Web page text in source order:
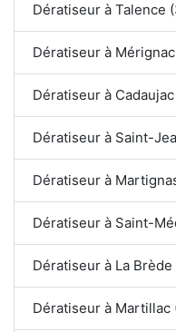
Dératiseur à Talence
Dératiseur à
Dératiseur à
Dératiseur à Saint-
Dératiseur à
Dératiseur à Saint-
Dératiseur à La
Dératiseur à Martillac